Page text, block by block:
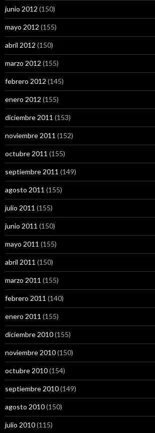
junio 2012 (150)
mayo 2012 (155)
abril 2012 (150)
marzo 2012 (155)
febrero 2012 (145)
enero 2012 (155)
diciembre 2011 (153)
noviembre 2011 (152)
octubre 2011 (155)
septiembre 2011 (149)
agosto 2011 (155)
julio 2011 (155)
junio 2011 (150)
mayo 2011 (155)
abril 2011 (150)
marzo 2011 (155)
febrero 2011 (140)
enero 2011 (155)
diciembre 2010(155)
noviembre 2010(150)
octubre 2010(154)
septiembre 2010(149)
agosto 2010(150)
julio 2010(115)